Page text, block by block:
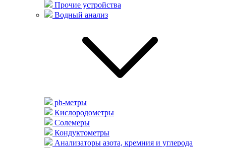
Прочие устройства
Водный анализ
ph-метры
Кислородометры
Солемеры
Кондуктометры
Анализаторы азота, кремния и углерода